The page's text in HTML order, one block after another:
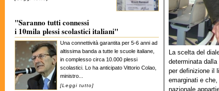
"Saranno tutti connessi
i 10mila plessi scolastici italiani"
Una connettività garantita per 5-6 anni ad
altissima banda a tutte le scuole italiane,
in complesso circa 10.000 plessi
scolastici. Lo ha anticipato Vittorio Colao,
ministro...
[Leggi tutto]
La scelta del
determinata
per definizione il
emarginati e
nazionale